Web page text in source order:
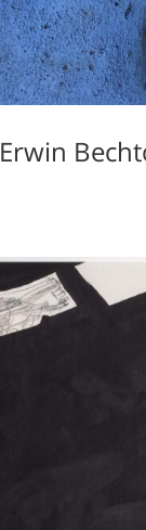
Erwin